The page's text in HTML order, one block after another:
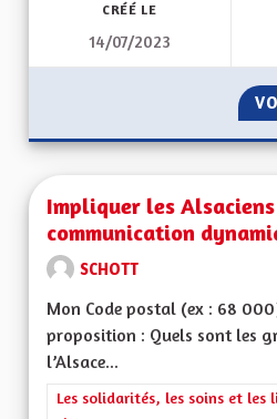
CRÉÉ LE
14/07/2023
Impliquer les
communication
SCHOTT
Mon Code postal (ex : 68
proposition : Quels sont les
l’Alsace...
Filtrer les résultats de la
Les solidarités, les soins et